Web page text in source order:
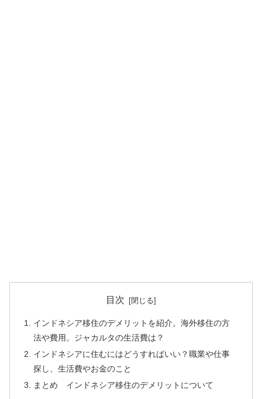
目次
インドネシア移住のデメリットを紹介。海外移住の方
法や費用。ジャカルタの生活費は？
インドネシアに住むにはどうすればいい？職業や仕事
探し、生活費やお金のこと
まとめ インドネシア移住のデメリットについて